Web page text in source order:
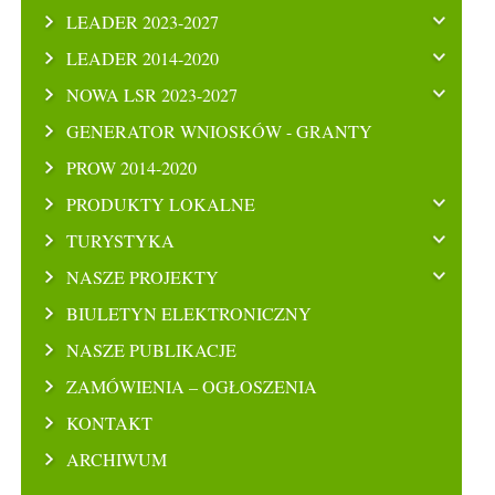
LEADER 2023-2027
LEADER 2014-2020
NOWA LSR 2023-2027
GENERATOR WNIOSKÓW - GRANTY
PROW 2014-2020
PRODUKTY LOKALNE
TURYSTYKA
NASZE PROJEKTY
BIULETYN ELEKTRONICZNY
NASZE PUBLIKACJE
ZAMÓWIENIA – OGŁOSZENIA
KONTAKT
ARCHIWUM